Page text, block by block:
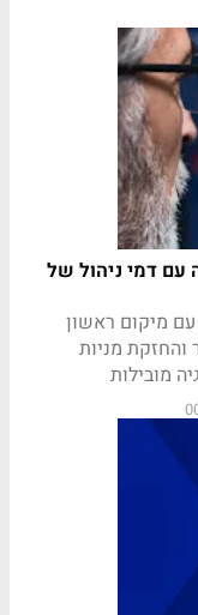
עם דמי ניהול של
מיקום ראשון
והחזקת מניות
מובילות